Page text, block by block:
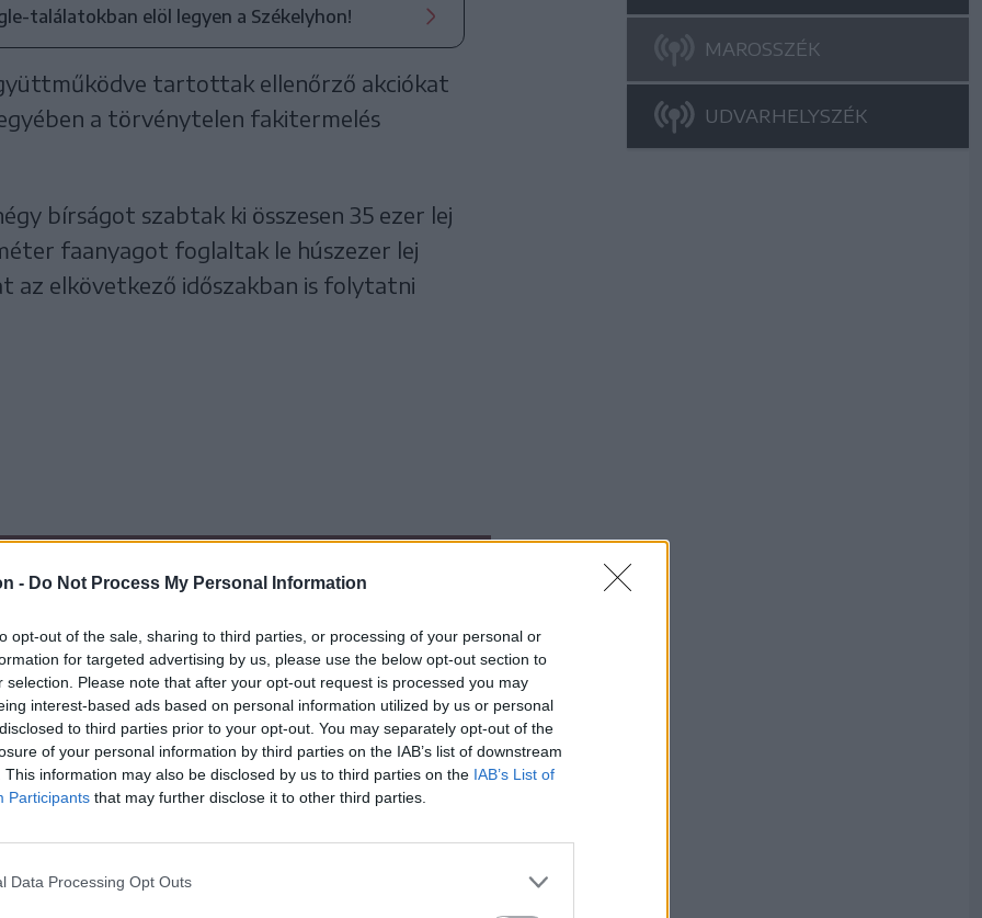
- Do Not Process My Personal Information
opt-out of the sale, sharing to third parties, or processing of your personal or
for targeted advertising by us, please use the below opt-out section to
selection. Please note that after your opt-out request is processed you may
interest-based ads based on personal information utilized by us or personal
to third parties prior to your opt-out. You may separately opt-out of the
of your personal information by third parties on the IAB’s list of downstream
This information may also be disclosed by us to third parties on the IAB’s List of
Participants that may further disclose it to other third parties.
Data Processing Opt Outs
találatokban elöl legyen a Székelyhon!
tartottak ellenőrző akciókat
a törvénytelen fakitermelés
bírságot szabtak ki összesen 35 ezer lej
faanyagot foglaltak le húszezer lej
az elkövetkező időszakban is folytatni
MAROSSZÉK
UDVARHELYSZÉK